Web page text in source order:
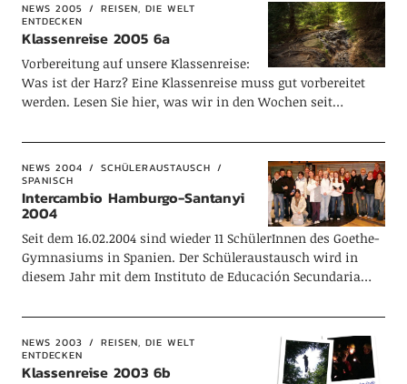
NEWS 2005
REISEN, DIE WELT
ENTDECKEN
Klassenreise 2005 6a
Vorbereitung auf unsere Klassenreise:
Was ist der Harz? Eine Klassenreise muss gut vorbereitet
werden. Lesen Sie hier, was wir in den Wochen seit…
NEWS 2004
SCHÜLERAUSTAUSCH
SPANISCH
Intercambio Hamburgo-Santanyi
2004
Seit dem 16.02.2004 sind wieder 11 SchülerInnen des Goethe-
Gymnasiums in Spanien. Der Schüleraustausch wird in
diesem Jahr mit dem Instituto de Educación Secundaria…
NEWS 2003
REISEN, DIE WELT
ENTDECKEN
Klassenreise 2003 6b